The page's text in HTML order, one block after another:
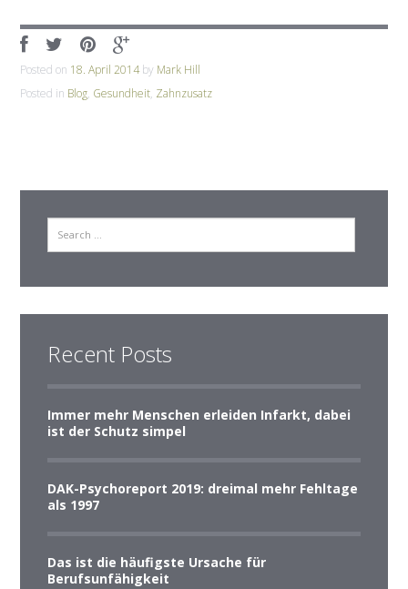
Posted on 18. April 2014by Mark Hill
Posted in Blog, Gesundheit, Zahnzusatz
Recent Posts
Immer mehr Menschen erleiden Infarkt, dabei
ist der Schutz simpel
DAK-Psychoreport 2019: dreimal mehr Fehltage
als 1997
Das ist die häufigste Ursache für
Berufsunfähigkeit